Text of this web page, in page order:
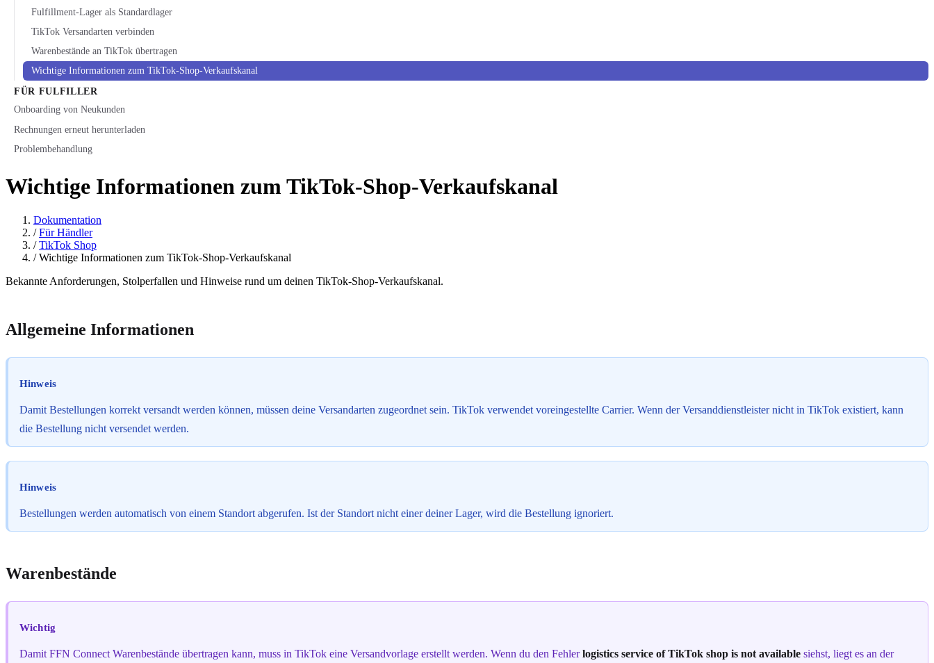
Fulfillment-Lager als Standardlager
TikTok Versandarten verbinden
Warenbestände an TikTok übertragen
Wichtige Informationen zum TikTok-Shop-Verkaufskanal
FÜR FULFILLER
Onboarding von Neukunden
Rechnungen erneut herunterladen
Problembehandlung
Wichtige Informationen zum TikTok-Shop-Verkaufskanal
Dokumentation
/ Für Händler
/ TikTok Shop
/ Wichtige Informationen zum TikTok-Shop-Verkaufskanal
Bekannte Anforderungen, Stolperfallen und Hinweise rund um deinen TikTok-Shop-Verkaufskanal.
Allgemeine Informationen
Hinweis
Damit Bestellungen korrekt versandt werden können, müssen deine Versandarten zugeordnet sein. TikTok verwendet voreingestellte Carrier. Wenn der Versanddienstleister nicht in TikTok existiert, kann
die Bestellung nicht versendet werden.
Hinweis
Bestellungen werden automatisch von einem Standort abgerufen. Ist der Standort nicht einer deiner Lager, wird die Bestellung ignoriert.
Warenbestände
Wichtig
Damit FFN Connect Warenbestände übertragen kann, muss in TikTok eine Versandvorlage erstellt werden. Wenn du den Fehlerlogistics service of TikTok shop is not available siehst, liegt es an der